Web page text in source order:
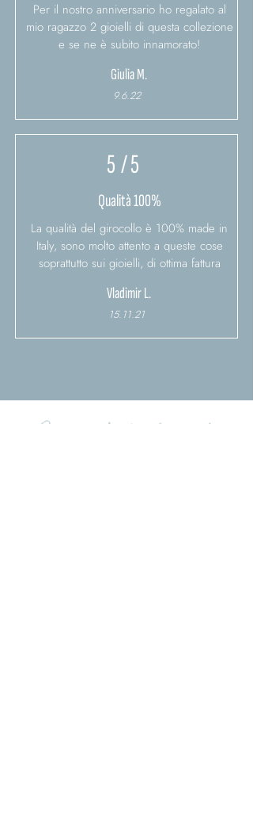
Per il nostro anniversario ho regalato al
mio ragazzo 2 gioielli di questa collezione
e se ne è subito innamorato!
Giulia M.
9.6.22
5/ 5
Qualità 100%
La qualità del girocollo è 100% made in
Italy, sono molto attento a queste cose
soprattutto sui gioielli, di ottima fattura
Vladimir L.
15.11.21
Sinu võib ka huvitada